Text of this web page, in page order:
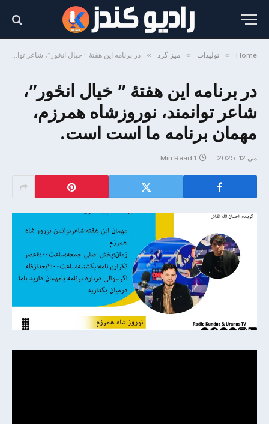
Home
» تولیدات » میز گرد » در برنامه این هفتهٔ ” خیال انځور”، شاعر توانمند، نوروزشاه همرزم، مهمان برنامه ما است است.
در برنامه این هفتهٔ ” خیال انځور”،
شاعر توانمند، نوروزشاه همرزم،
مهمان برنامه ما است است.
می 12, 2025 1 Min Read